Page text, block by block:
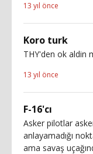
13 yıl önce
Koro turk
THY'den ok aldin
13 yıl önce
F-16'cı
Asker pilotlar
anlayamadığı
ama savaş